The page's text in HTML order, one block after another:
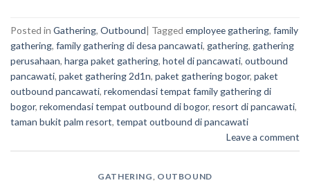
Posted in Gathering, Outbound| Tagged employee gathering, family
gathering, family gathering di desa pancawati, gathering, gathering
perusahaan, harga paket gathering, hotel di pancawati, outbound
pancawati, paket gathering 2d1n, paket gathering bogor, paket
outbound pancawati, rekomendasi tempat family gathering di
bogor, rekomendasi tempat outbound di bogor, resort di pancawati,
taman bukit palm resort, tempat outbound di pancawati
Leave a comment
GATHERING, OUTBOUND